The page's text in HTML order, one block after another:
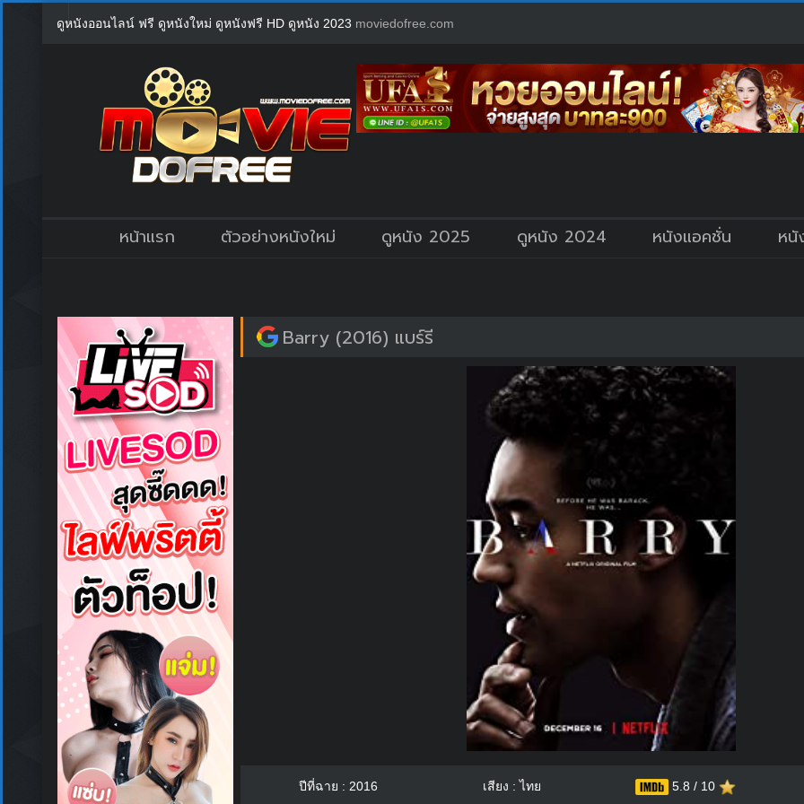
ดูหนังออนไลน์ ฟรี ดูหนังใหม่ ดูหนังฟรี HD ดูหนัง 2023 moviedofree.com
หน้าแรก ตัวอย่างหนังใหม่ ดูหนัง 2025 ดูหนัง 2024 หนังแอคชั่น หนั
Barry (2016) แบร์รี
ปีที่ฉาย : 2016 เสียง : ไทย 5.8 / 10